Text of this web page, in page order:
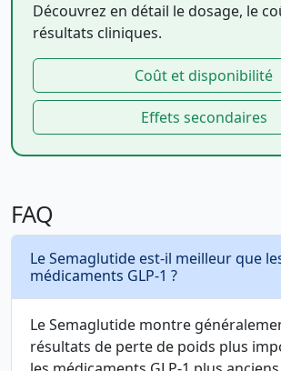
Découvrez en détail le dosage, le
résultats cliniques.
Coût et disponibilité
Effets secondaires
FAQ
Le Semaglutide est-il meilleur que
médicaments GLP-1 ?
Le Semaglutide montre
résultats de perte de poids plus